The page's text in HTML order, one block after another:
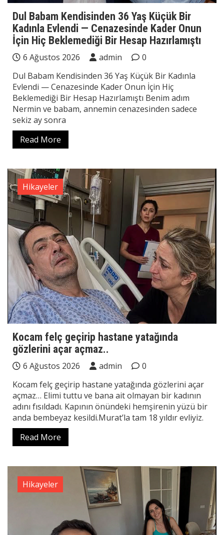
Dul Babam Kendisinden 36 Yaş Küçük Bir
Kadınla Evlendi — Cenazesinde Kader Onun
İçin Hiç Beklemediği Bir Hesap Hazırlamıştı
6 Ağustos 2026 admin
0
Dul Babam Kendisinden 36 Yaş Küçük Bir Kadınla
Evlendi — Cenazesinde Kader Onun İçin Hiç
Beklemediği Bir Hesap Hazırlamıştı Benim adım
Nermin ve babam, annemin cenazesinden sadece
sekiz ay sonra
Read More
Hikayeler
Kocam felç geçirip hastane yatağında
gözlerini açar açmaz..
6 Ağustos 2026 admin
0
Kocam felç geçirip hastane yatağında gözlerini açar
açmaz… Elimi tuttu ve bana ait olmayan bir kadının
adını fısıldadı. Kapının önündeki hemşirenin yüzü bir
anda bembeyaz kesildi.Murat’la tam 18 yıldır evliyiz.
Read More
Hikayeler